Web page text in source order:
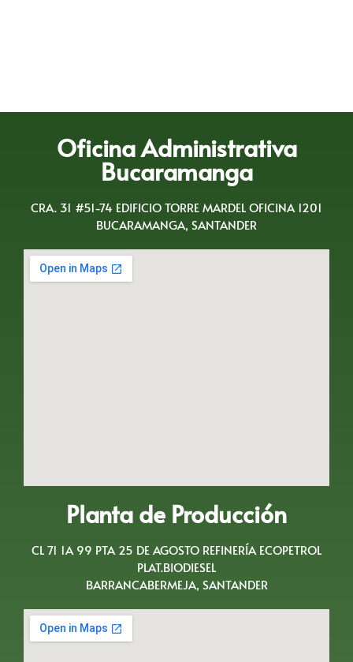
Oficina Administrativa
Bucaramanga
CRA. 31 #51-74 EDIFICIO TORRE MARDEL OFICINA 1201
BUCARAMANGA, SANTANDER
Planta de Producción
CL 71 1A 99 PTA 25 DE AGOSTO REFINERÍA ECOPETROL
PLAT.BIODIESEL
BARRANCABERMEJA, SANTANDER